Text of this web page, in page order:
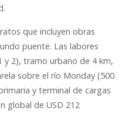
que incluyen obras
puente. Las labores
y 2), tramo urbano de 4 km,
sobre el río Monday (500
y terminal de cargas
global de USD 212